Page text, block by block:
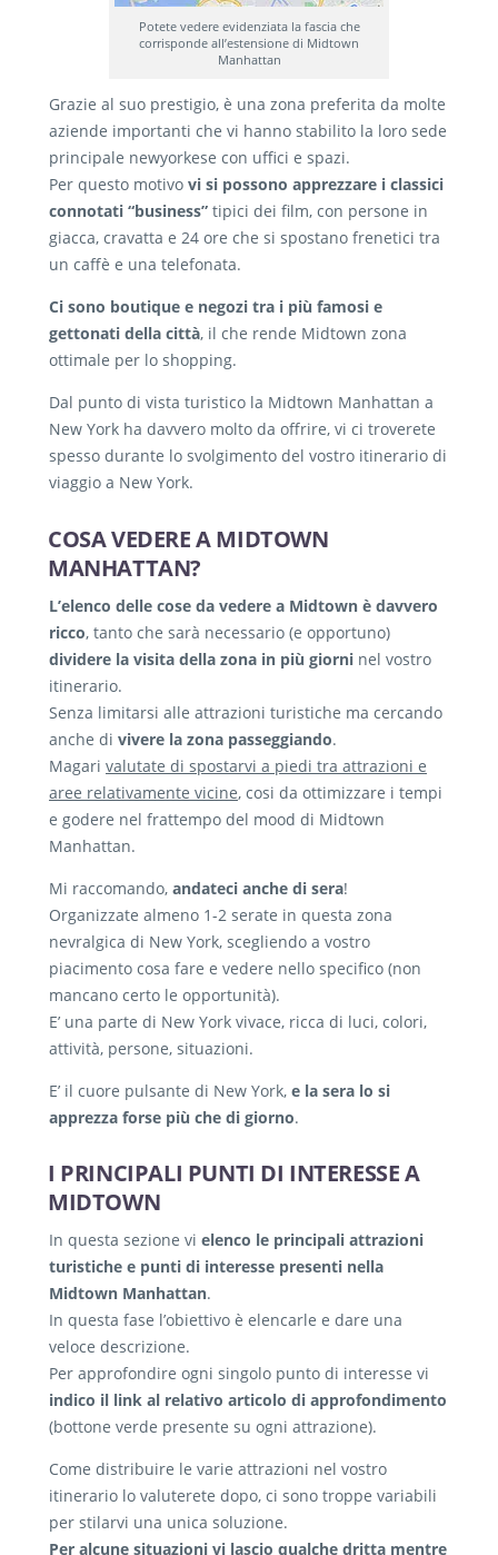
Potete vedere evidenziata la fascia che
corrisponde all’estensione di Midtown
Manhattan
Grazie al suo prestigio, è una zona preferita da molte
aziende importanti che vi hanno stabilito la loro sede
principale newyorkese con uffici e spazi.
Per questo motivo vi si possono apprezzare i classici
connotati “business” tipici dei film, con persone in
giacca, cravatta e 24 ore che si spostano frenetici tra
un caffè e una telefonata.
Ci sono boutique e negozi tra i più famosi e
gettonati della città, il che rende Midtown zona
ottimale per lo shopping.
Dal punto di vista turistico la Midtown Manhattan a
New York ha davvero molto da offrire, vi ci troverete
spesso durante lo svolgimento del vostro itinerario di
viaggio a New York.
COSA VEDERE A MIDTOWN
MANHATTAN?
L’elenco delle cose da vedere a Midtown è davvero
ricco, tanto che sarà necessario (e opportuno)
dividere la visita della zona in più giorni nel vostro
itinerario.
Senza limitarsi alle attrazioni turistiche ma cercando
anche di vivere la zona passeggiando.
Magari valutate di spostarvi a piedi tra attrazioni e
aree relativamente vicine, cosi da ottimizzare i tempi
e godere nel frattempo del mood di Midtown
Manhattan.
Mi raccomando, andateci anche di sera!
Organizzate almeno 1-2 serate in questa zona
nevralgica di New York, scegliendo a vostro
piacimento cosa fare e vedere nello specifico (non
mancano certo le opportunità).
E’ una parte di New York vivace, ricca di luci, colori,
attività, persone, situazioni.
E’ il cuore pulsante di New York, e la sera lo si
apprezza forse più che di giorno.
I PRINCIPALI PUNTI DI INTERESSE A
MIDTOWN
In questa sezione vi elenco le principali attrazioni
turistiche e punti di interesse presenti nella
Midtown Manhattan.
In questa fase l’obiettivo è elencarle e dare una
veloce descrizione.
Per approfondire ogni singolo punto di interesse vi
indico il link al relativo articolo di approfondimento
(bottone verde presente su ogni attrazione).
Come distribuire le varie attrazioni nel vostro
itinerario lo valuterete dopo, ci sono troppe variabili
per stilarvi una unica soluzione.
Per alcune situazioni vi lascio qualche dritta mentre